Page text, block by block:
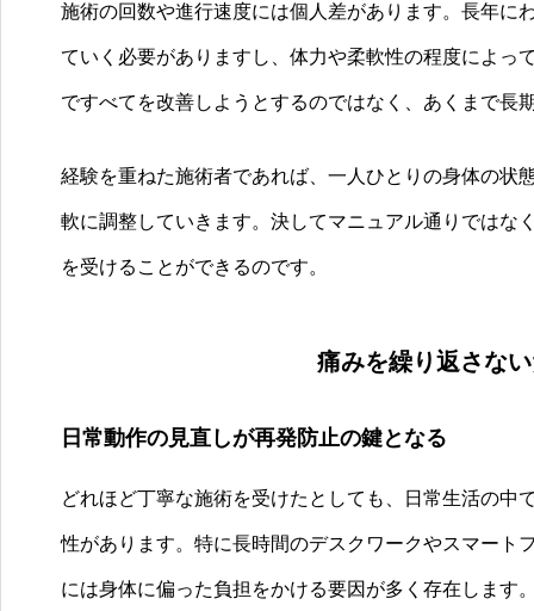
施術の回数や進行速度には個人差があります。長年に
ていく必要がありますし、体力や柔軟性の程度によっ
ですべてを改善しようとするのではなく、あくまで長
経験を重ねた施術者であれば、一人ひとりの身体の状
軟に調整していきます。決してマニュアル通りではな
を受けることができるのです。
痛みを繰り返さな
日常動作の見直しが再発防止の鍵となる
どれほど丁寧な施術を受けたとしても、日常生活の
性があります。特に長時間のデスクワークやスマート
には身体に偏った負担をかける要因が多く存在します